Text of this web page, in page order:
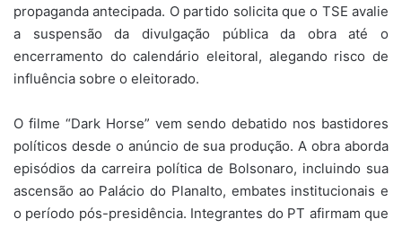
propaganda antecipada. O partido solicita que o TSE avalie
a suspensão da divulgação pública da obra até o
encerramento do calendário eleitoral, alegando risco de
influência sobre o eleitorado.
O filme “Dark Horse” vem sendo debatido nos bastidores
políticos desde o anúncio de sua produção. A obra aborda
episódios da carreira política de Bolsonaro, incluindo sua
ascensão ao Palácio do Planalto, embates institucionais e
o período pós-presidência. Integrantes do PT afirmam que